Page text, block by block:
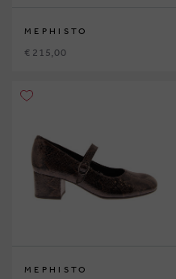
MEPHISTO
€ 215,00
MEPHISTO